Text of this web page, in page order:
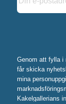
Genom att fylla i
får skicka
mina
Kakelgallerians